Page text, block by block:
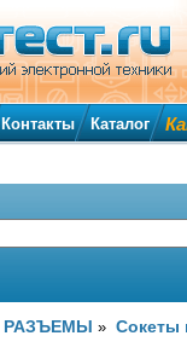
Контакты Каталог
РАЗЪЕМЫ » Сокеты